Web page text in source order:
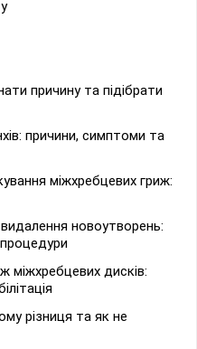
причину та підібрати
причини, симптоми та
міжхребцевих гриж:
новоутворень:
міжхребцевих дисків:
різниця та як не